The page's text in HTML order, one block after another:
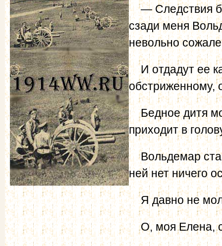
— Следствия
сзади меня
невольно
И отдадут ее
обстриженному,
Бедное дитя
приходит в
Вольдемар
ней нет ничего
Я давно не
О, моя Елена,